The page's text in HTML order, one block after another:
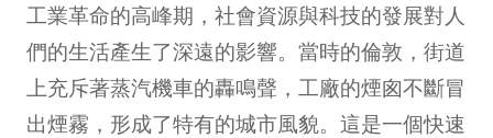
工業革命的高峰期，社會資源與科技的發展對人
們的生活產生了深遠的影響。當時的倫敦，街道
上充斥著蒸汽機車的轟鳴聲，工廠的煙囪不斷冒
出煙霧，形成了特有的城市風貌。這是一個快速